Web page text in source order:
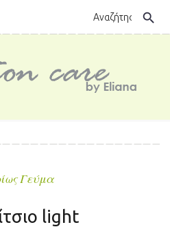
search
Γεύμα
light